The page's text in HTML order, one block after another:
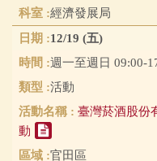
經濟發展局
12/19 (五)
週一至週日 09:00-
活動
臺灣菸酒股份
動
官田區